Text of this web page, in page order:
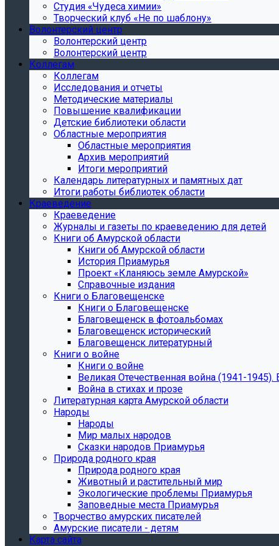
Студия «Чудеса химии»
Творческий клуб «Не по шаблону»
Волонтерский центр
Волонтерский центр
Волонтерский центр
Коллегам
Коллегам
Исследования и отчеты
Методические материалы
Повышение квалификации
Детские библиотеки области
Областные мероприятия
Областные мероприятия
Архив мероприятий
Итоги мероприятий
Календарь литературных и памятных дат
Итоги работы библиотек области
Краеведение
Краеведение
Журналы и газеты по краеведению для детей
Книги об Амурской области
Книги об Амурской области
История Приамурья
Проект «Кланяюсь земле Амурской»
Справочные издания
Книги о Благовещенске
Книги о Благовещенске
Благовещенск в фотоальбомах
Благовещенск исторический
Благовещенск литературный
Книги о войне
Книги о войне
Великая Отечественная война (1941-
Война в стихах и прозе
Литературная карта Амурской области
Народы
Народы
Мир малых народов
Сказки народов Приамурья
Природа родного края
Природа родного края
Животный и растительный мир
Экологические проблемы Приамурья
Заповедные места Приамурья
Творчество амурских писателей
Амурские писатели - детям
Карта сайта